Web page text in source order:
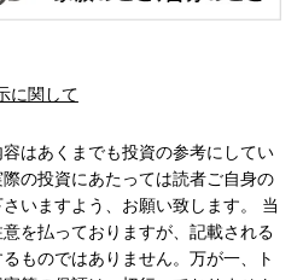
に関して
はあくまでも投資の参考にしてい
の投資にあたっては読者ご自身の
いますよう、お願い致します。 当
を払っておりますが、記載される
ものではありません。万が一、ト